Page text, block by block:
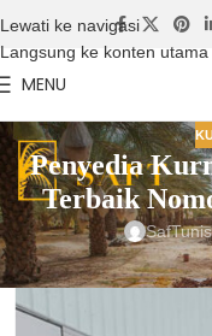
Lewati ke navigasi
Langsung ke konten utama
MENU
Penyedia
Terbaik